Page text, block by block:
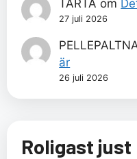
TÅRTA om
27 juli 2026
är
26 juli 2026
Roligast just